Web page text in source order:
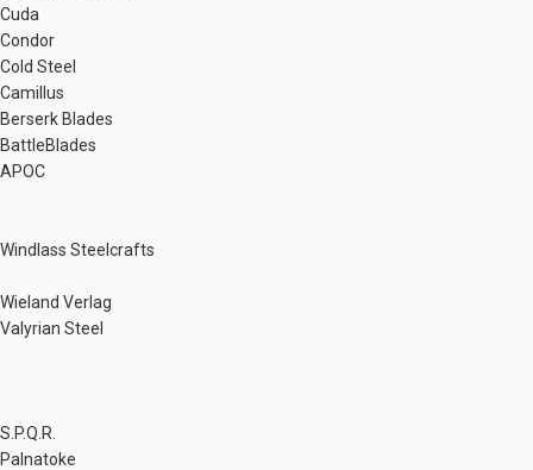
Cuda
Condor
Cold Steel
Camillus
Berserk Blades
BattleBlades
APOC
Windlass Steelcrafts
Wieland Verlag
Valyrian Steel
S.P.Q.R.
Palnatoke